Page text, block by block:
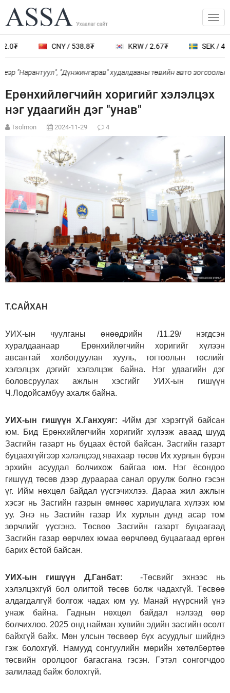
CNY / 538.8₮ KRW / 2.67₮ SEK /
"Нарантуул", "Дүнжингарав" худалдааны төвийн авто зогсоолыг
Ерөнхийлөгчийн хоригийг хэлэлцэх
нэг удаагийн дэг "унав"
Tsolmon 2024-11-29 4
Т.САЙХАН
УИХ-ын чуулганы өнөөдрийн /11.29/ нэгдсэн
хуралдаанаар Ерөнхийлөгчийн хоригийг хүлээн
авсантай холбогдуулан хууль, тогтоолын төслийг
хэлэлцэх дэгийг хэлэлцэж байна. Нэг удаагийн дэг
боловсруулах ажлын хэсгийг УИХ-ын гишүүн
Ч.Лодойсамбуу ахалж байна.
УИХ-ын гишүүн Х.Ганхуяг: -Ийм дэг хэрэггүй байсан
юм. Бид Ерөнхийлөгчийн хоригийг хүлээж аваад шууд
Засгийн газарт нь буцаах ёстой байсан. Засгийн газарт
буцаахгүйгээр хэлэлцээд явахаар төсөв Их хурлын бүрэн
эрхийн асуудал болчихож байгаа юм. Нэг ёсондоо
гишүүд төсөв дээр дураараа санал оруулж болно гэсэн
үг. Ийм нөхцөл байдал үүсгэчихлээ. Дараа жил ажлын
хэсэг нь Засгийн газрын өмнөөс хариуцлага хүлээх юм
уу. Энэ нь Засгийн газар Их хурлын дунд асар том
зөрчлийг үүсгэнэ. Төсвөө Засгийн газарт буцаагаад
Засгийн газар өөрчлөх юмаа өөрчлөөд буцаагаад өргөн
барих ёстой байсан.
УИХ-ын гишүүн Д.Ганбат:
-Төсвийг эхнээс нь
хэлэлцэхгүй бол олигтой төсөв болж чадахгүй. Төсвөө
алдагдалгүй болгож чадах юм уу. Манай нүүрсний үнэ
унаж байна. Гаднын нөхцөл байдал нэлээд өөр
болчихлоо. 2025 онд найман хувийн эдийн засгийн өсөлт
байхгүй байх. Мөн улсын төсвөөр бүх асуудлыг шийднэ
гэж болохгүй. Намууд сонгуулийн мөрийн хөтөлбөртөө
төсвийн оролцоог багасгана гэсэн. Гэтэл сонгогчдоо
залилаад байж болохгүй.